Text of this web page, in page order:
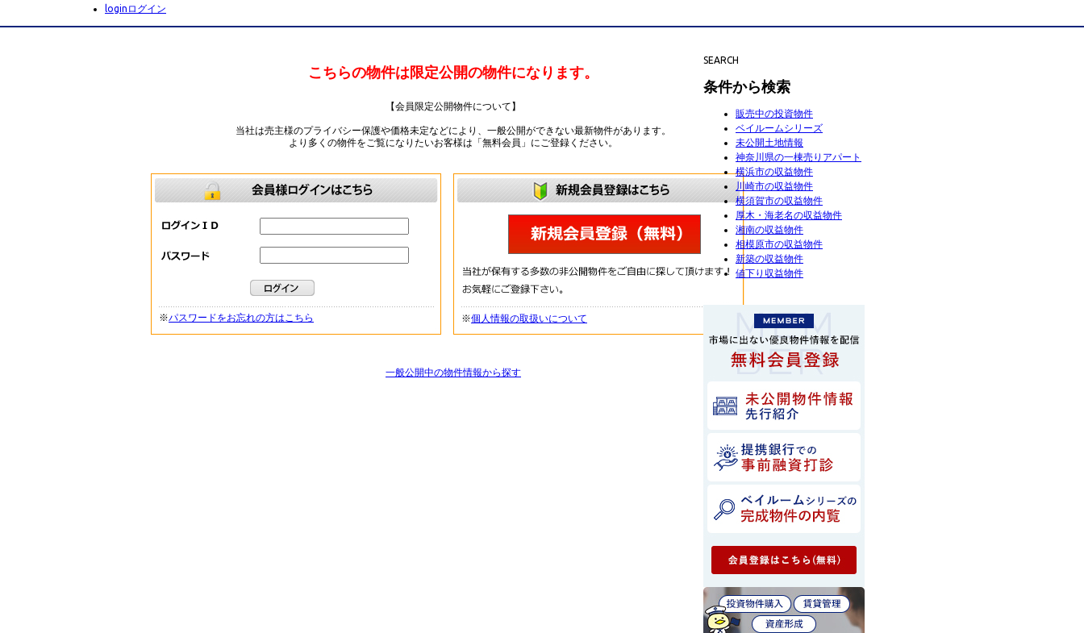
login ログイン
こちらの物件は限定公開の物件になります。
【会員限定公開物件について】
当社は売主様のプライバシー保護や価格未定などにより、一般公開ができない最新物件があります。
より多くの物件をご覧になりたいお客様は「無料会員」にご登録ください。
※パスワードをお忘れの方はこちら ※個人情報の取扱いについて
一般公開中の物件情報から探す
SEARCH
条件から検索
販売中の投資物件
ベイルームシリーズ
未公開土地情報
神奈川県の一棟売りアパート
横浜市の収益物件
川崎市の収益物件
横須賀市の収益物件
厚木・海老名の収益物件
湘南の収益物件
相模原市の収益物件
新築の収益物件
値下り収益物件